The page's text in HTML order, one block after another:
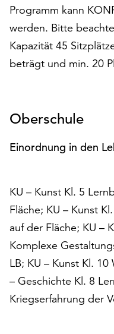
Weitere
Informationen
Sie
in
dem
.
Programm kann
werden. Bitte
Kapazität 45
beträgt und min. 20
Oberschule
Einordnung in den
KU – Kunst Kl. 5
Fläche; KU – Kunst
auf der Fläche; KU –
Komplexe
LB; KU – Kunst Kl.
– Geschichte Kl. 8
Kriegserfahrung der